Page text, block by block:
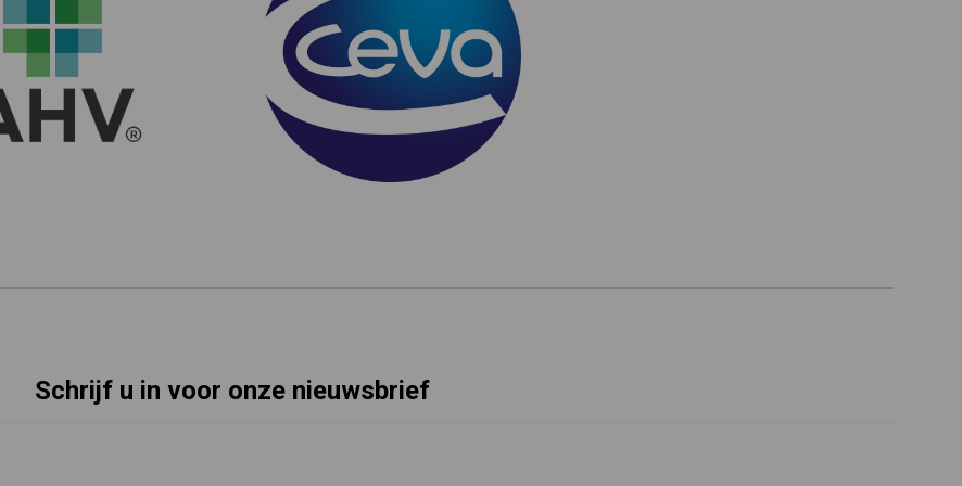
Schrijf u in voor onze nieuwsbrief